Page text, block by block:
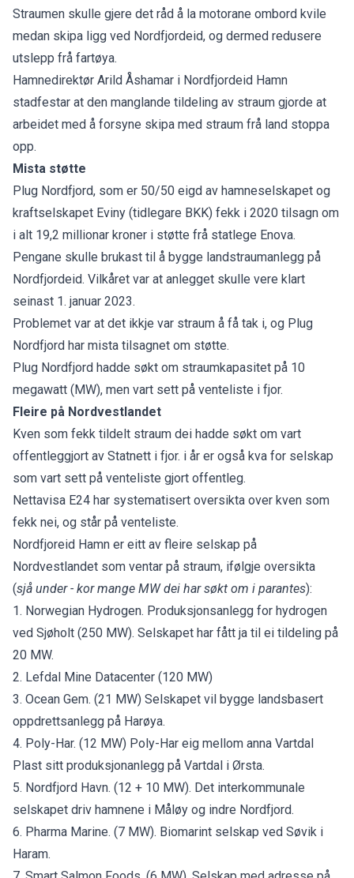
Straumen skulle gjere det råd å la motorane ombord kvile
medan skipa ligg ved Nordfjordeid, og dermed redusere
utslepp frå fartøya.
Hamnedirektør Arild Åshamar i Nordfjordeid Hamn
stadfestar at den manglande tildeling av straum gjorde at
arbeidet med å forsyne skipa med straum frå land stoppa
opp.
Mista støtte
Plug Nordfjord, som er 50/50 eigd av hamneselskapet og
kraftselskapet Eviny (tidlegare BKK) fekk i 2020 tilsagn om
i alt 19,2 millionar kroner i støtte frå statlege Enova.
Pengane skulle brukast til å bygge landstraumanlegg på
Nordfjordeid. Vilkåret var at anlegget skulle vere klart
seinast 1. januar 2023.
Problemet var at det ikkje var straum å få tak i, og Plug
Nordfjord har mista tilsagnet om støtte.
Plug Nordfjord hadde søkt om straumkapasitet på 10
megawatt (MW), men vart sett på venteliste i fjor.
Fleire på Nordvestlandet
Kven som fekk tildelt straum dei hadde søkt om vart
offentleggjort av Statnett i fjor. i år er også kva for selskap
som vart sett på venteliste gjort offentleg.
Nettavisa E24 har systematisert oversikta over kven som
fekk nei, og står på venteliste.
Nordfjoreid Hamn er eitt av fleire selskap på
Nordvestlandet som ventar på straum, ifølgje oversikta
(sjå under - kor mange MW dei har søkt om i parantes):
1. Norwegian Hydrogen. Produksjonsanlegg for hydrogen
ved Sjøholt (250 MW). Selskapet har fått ja til ei tildeling på
20 MW.
2. Lefdal Mine Datacenter (120 MW)
3. Ocean Gem. (21 MW) Selskapet vil bygge landsbasert
oppdrettsanlegg på Harøya.
4. Poly-Har. (12 MW) Poly-Har eig mellom anna Vartdal
Plast sitt produksjonanlegg på Vartdal i Ørsta.
5. Nordfjord Havn. (12 + 10 MW). Det interkommunale
selskapet driv hamnene i Måløy og indre Nordfjord.
6. Pharma Marine. (7 MW). Biomarint selskap ved Søvik i
Haram.